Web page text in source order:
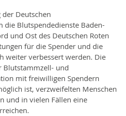
Deutschen
die Blutspendedienste Baden-
und Ost des Deutschen Roten
für die Spender und die
weiter verbessert werden. Die
Blutstammzell- und
mit freiwilligen Spendern
ist, verzweifelten Menschen
und in vielen Fällen eine